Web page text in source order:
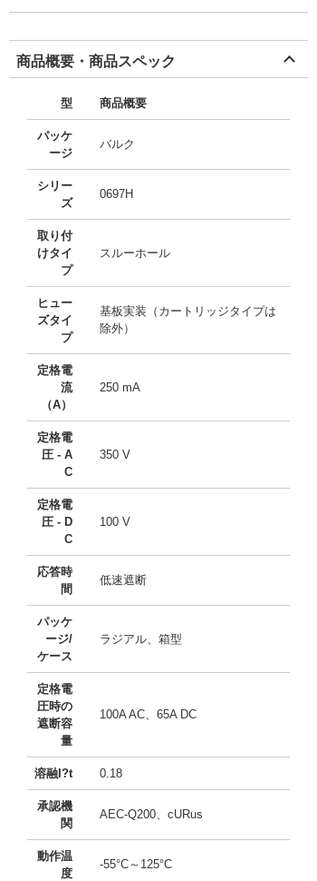
商品概要・商品スペック
型 商品概要
パッケ
ージ
バルク
シリー
ズ
0697H
取り付
けタイ
プ
スルーホール
ヒュー
ズタイ
プ
基板実装（カートリッジタイプは
除外）
定格電
流
（A）
250 mA
定格電
圧 - A
C
350 V
定格電
圧 - D
C
100 V
応答時
間
低速遮断
パッケ
ージ/
ケース
ラジアル、箱型
定格電
圧時の
遮断容
量
100A AC、65A DC
溶融I?t 0.18
承認機
関
AEC-Q200、cURus
動作温
度
-55°C～125°C